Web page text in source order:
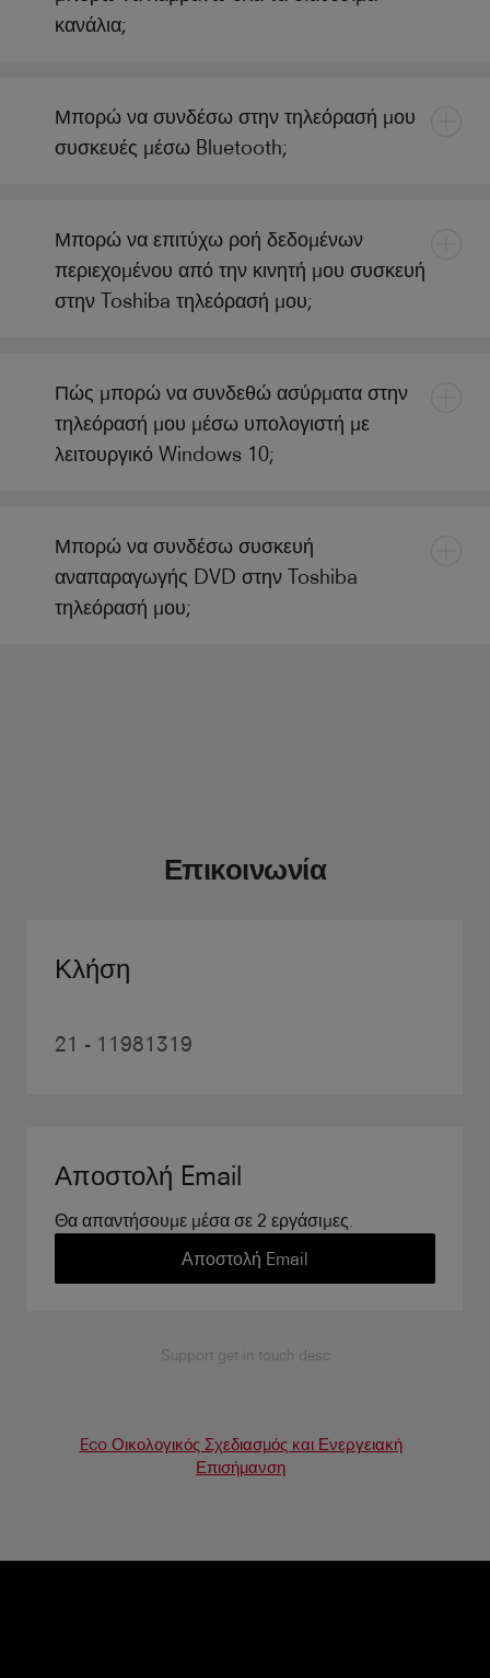
κανάλια;
Μπορώ να συνδέσω στην τηλεόρασή μου
συσκευές μέσω Bluetooth;
Μπορώ να επιτύχω ροή δεδομένων
περιεχομένου από την κινητή μου συσκευή
στην Toshiba τηλεόρασή μου;
Πώς μπορώ να συνδεθώ ασύρματα στην
τηλεόρασή μου μέσω υπολογιστή με
λειτουργικό Windows 10;
Μπορώ να συνδέσω συσκευή
αναπαραγωγής DVD στην Toshiba
τηλεόρασή μου;
Επικοινωνία
Κλήση
21 - 11981319
Αποστολή Email
Θα απαντήσουμε μέσα σε 2 εργάσιμες.
Αποστολή Email
Support get in touch desc
Eco Οικολογικός Σχεδιασμός και Ενεργειακή
Επισήμανση